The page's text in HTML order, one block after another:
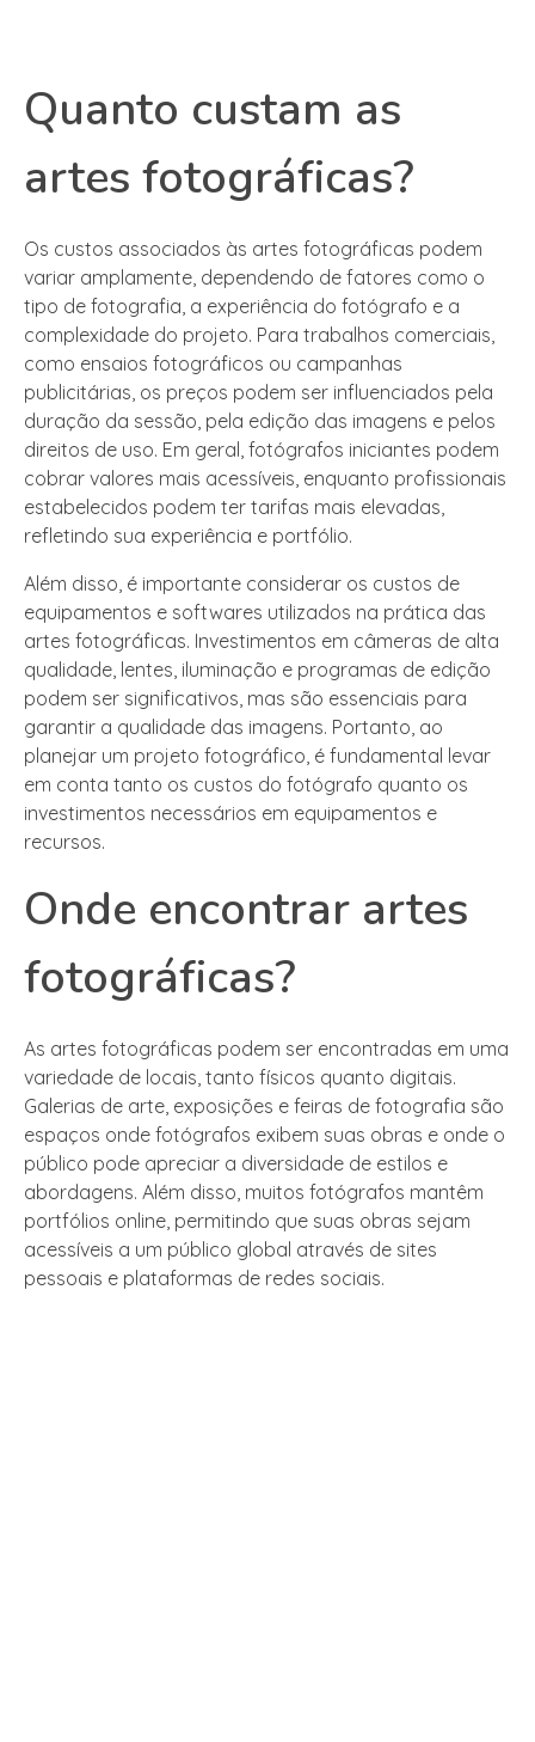
Quanto custam as
artes fotográficas?
Os custos associados às artes fotográficas podem
variar amplamente, dependendo de fatores como o
tipo de fotografia, a experiência do fotógrafo e a
complexidade do projeto. Para trabalhos comerciais,
como ensaios fotográficos ou campanhas
publicitárias, os preços podem ser influenciados pela
duração da sessão, pela edição das imagens e pelos
direitos de uso. Em geral, fotógrafos iniciantes podem
cobrar valores mais acessíveis, enquanto profissionais
estabelecidos podem ter tarifas mais elevadas,
refletindo sua experiência e portfólio.
Além disso, é importante considerar os custos de
equipamentos e softwares utilizados na prática das
artes fotográficas. Investimentos em câmeras de alta
qualidade, lentes, iluminação e programas de edição
podem ser significativos, mas são essenciais para
garantir a qualidade das imagens. Portanto, ao
planejar um projeto fotográfico, é fundamental levar
em conta tanto os custos do fotógrafo quanto os
investimentos necessários em equipamentos e
recursos.
Onde encontrar artes
fotográficas?
As artes fotográficas podem ser encontradas em uma
variedade de locais, tanto físicos quanto digitais.
Galerias de arte, exposições e feiras de fotografia são
espaços onde fotógrafos exibem suas obras e onde o
público pode apreciar a diversidade de estilos e
abordagens. Além disso, muitos fotógrafos mantêm
portfólios online, permitindo que suas obras sejam
acessíveis a um público global através de sites
pessoais e plataformas de redes sociais.